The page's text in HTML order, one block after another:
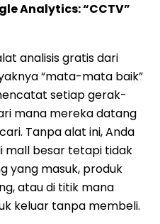
Analytics: “CCTV”
analisis gratis dari
“mata-mata baik”
setiap gerak-
mana mereka datang
Tanpa alat ini, Anda
mall besar tetapi tidak
yang masuk, produk
atau di titik mana
keluar tanpa membeli.